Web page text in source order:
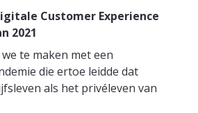
Customer Experience
2021
te maken met een
die ertoe leidde dat
als het privéleven van